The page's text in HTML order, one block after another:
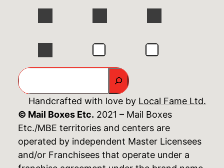
GO
Handcrafted with love by Local Fame Ltd.
© Mail Boxes Etc. 2021 – Mail Boxes
Etc./MBE territories and centers are
operated by independent Master Licensees
and/or Franchisees that operate under a